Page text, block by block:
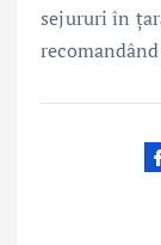
sejururi în